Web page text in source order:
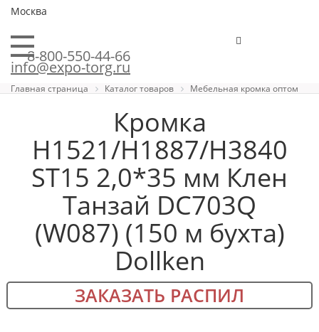
Москва
8-800-550-44-66
info@expo-torg.ru
Главная страница Каталог товаров Мебельная кромка оптом
Кромка
H1521/H1887/H3840
ST15 2,0*35 мм Клен
Танзай DC703Q
(W087) (150 м бухта)
Dollken
ЗАКАЗАТЬ РАСПИЛ